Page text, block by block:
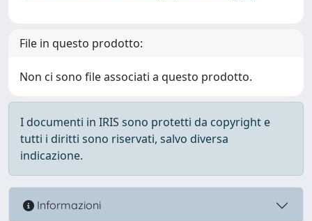
File in questo prodotto:
Non ci sono file associati a questo prodotto.
I documenti in IRIS sono protetti da copyright e
tutti i diritti sono riservati, salvo diversa
indicazione.
Informazioni